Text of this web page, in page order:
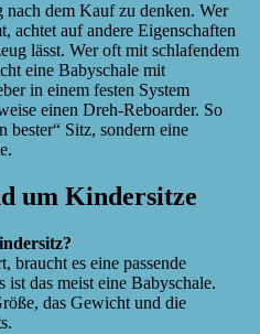
dem Kauf zu denken. Wer
achtet auf andere Eigenschaften
lässt. Wer oft mit schlafendem
eine Babyschale mit
in einem festen System
einen Dreh-Reboarder. So
bester“ Sitz, sondern eine
um Kindersitze
es eine passende
das meist eine Babyschale.
das Gewicht und die